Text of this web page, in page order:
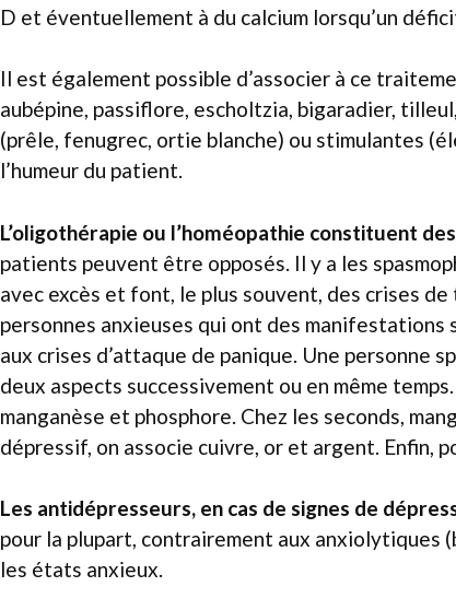
D et éventuellement à du calcium lorsqu’un
Il est également possible d’associer à ce
aubépine, passiflore, escholtzia, bigaradier,
(prêle, fenugrec, ortie blanche) ou stimulantes
l’humeur du patient.
L’oligothérapie ou l’homéopathie constituent
patients peuvent être opposés. Il y a les
avec excès et font, le plus souvent, des crises
personnes anxieuses qui ont des
aux crises d’attaque de panique. Une personne
deux aspects successivement ou en même
manganèse et phosphore. Chez les seconds,
dépressif, on associe cuivre, or et argent. Enfin,
Les antidépresseurs, en cas de signes de
pour la plupart, contrairement aux anxiolytiques
les états anxieux.